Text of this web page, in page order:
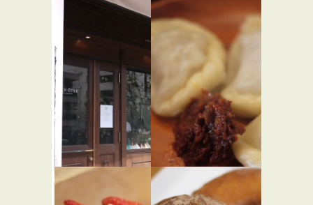
GANORI
★☆☆
パン屋
入 iri ★★☆